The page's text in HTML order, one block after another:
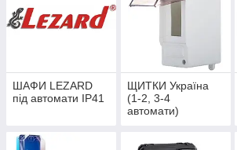
ШАФИ LEZARD
під автомати IP41
ЩИТКИ Україна
(1-2, 3-4
автомати)